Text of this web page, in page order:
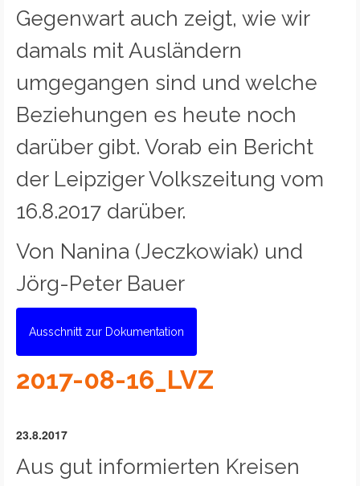
Gegenwart auch zeigt, wie wir
damals mit Ausländern
umgegangen sind und welche
Beziehungen es heute noch
darüber gibt. Vorab ein Bericht
der Leipziger Volkszeitung vom
16.8.2017 darüber.
Von Nanina (Jeczkowiak) und
Jörg-Peter Bauer
Ausschnitt zur Dokumentation
2017-08-16_LVZ
23.8.2017
Aus gut informierten Kreisen